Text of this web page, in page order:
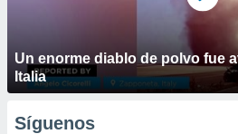
Un enorme diablo de polvo fue
Italia
Síguenos